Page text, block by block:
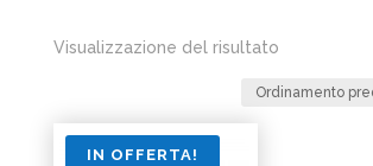
Visualizzazione del risultato
IN OFFERTA!